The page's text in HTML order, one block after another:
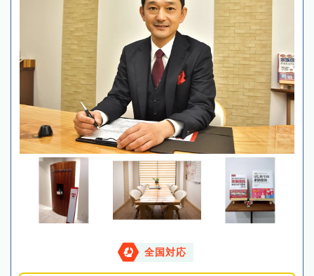
全国対応